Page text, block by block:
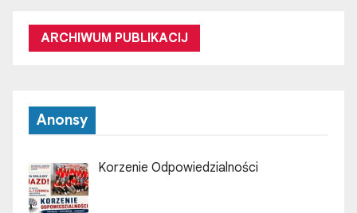
o
i
c
o
w
ARCHIWUM PUBLIKACIJ
Anonsy
Korzenie Odpowiedzialności